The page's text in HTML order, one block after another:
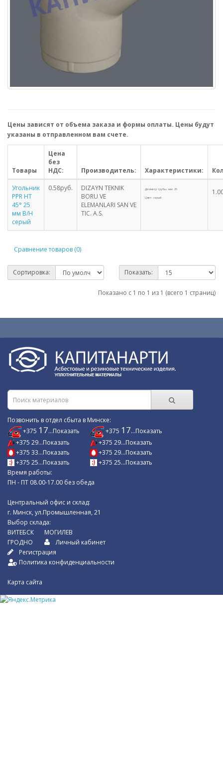
Цены зависят от объема заказа и формы оплаты. Цены будут
указаны в отправленном вам счете.
Товары
Цена
без
НДС:
Производитель: Характеристики:
Угольник
PPR HT
45° 25
мм В/Н
серый
0.58руб.
DIZAYN TEKNIK
BORU VE
ELEMANLARI SAN VE
TIC. A.S.
Диаметр трубы, мм: 25
Цвет: серый
Сравнение товаров (0)
Сортировка: Показать:
Показано с 1 по 1 из 1 (всего 1 страниц)
Позвонить в отдел сбыта в Минске:
+375 17...Показать
+375 29...Показать
+375 33...Показать
+375 25...Показать
+375 17...Показать
+375 29...Показать
+375 29...Показать
+375 25...Показать
Время работы:
ПН - ПТ 08.00-17.00 без обеда
Центральный офис и склад:
г. Минск, ул.Промышленная, 21
Выбор склада:
ВИТЕБСК
ГРОДНО
МОГИЛЕВ
Личный кабинет
Регистрация
Политика конфиденциальности
Карта сайта